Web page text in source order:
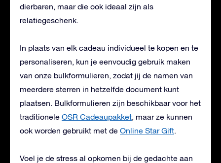
dierbaren, maar die ook ideaal zijn als
relatiegeschenk.
In plaats van elk cadeau individueel te kopen en te
personaliseren, kun je eenvoudig gebruik maken
van onze bulkformulieren, zodat jij de namen van
meerdere sterren in hetzelfde document kunt
plaatsen. Bulkformulieren zijn beschikbaar voor het
traditionele OSR Cadeaupakket, maar ze kunnen
ook worden gebruikt met de Online Star Gift.
Voel je de stress al opkomen bij de gedachte aan